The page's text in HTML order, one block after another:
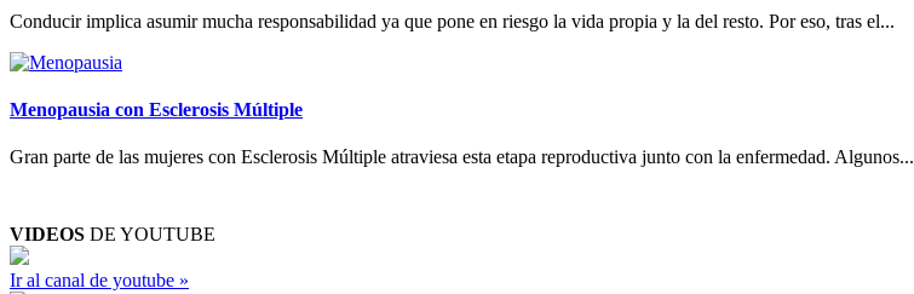
Conducir implica asumir mucha responsabilidad ya que pone en riesgo la vida propia y la del resto. Por eso, tras el...
Menopausia con Esclerosis Múltiple
Gran parte de las mujeres con Esclerosis Múltiple atraviesa esta etapa reproductiva junto con la enfermedad. Algunos...
VIDEOS DE YOUTUBE
Ir al canal de youtube »